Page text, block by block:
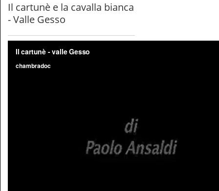
Il cartunè e la cavalla bianca
- Valle Gesso